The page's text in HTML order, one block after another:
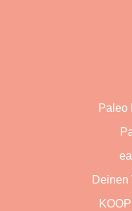
Paleo
Deinen